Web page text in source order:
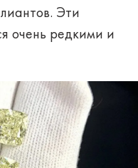
Эти
очень редкими и